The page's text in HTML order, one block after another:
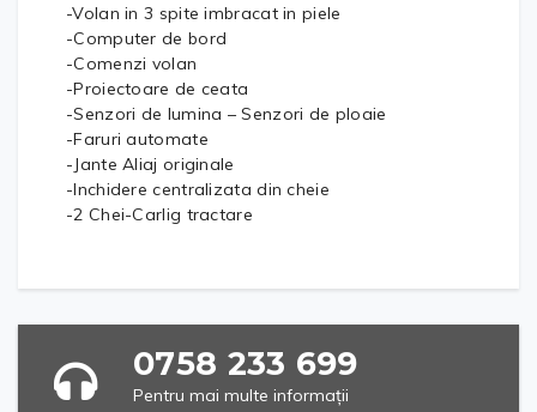
-Volan in 3 spite imbracat in piele
-Computer de bord
-Comenzi volan
-Proiectoare de ceata
-Senzori de lumina – Senzori de ploaie
-Faruri automate
-Jante Aliaj originale
-Inchidere centralizata din cheie
-2 Chei-Carlig tractare
0758 233 699
Pentru mai multe informații